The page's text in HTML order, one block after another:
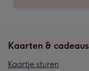
Kaarten & cadeaus
Kaartje sturen